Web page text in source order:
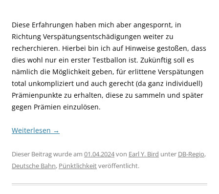
Diese Erfahrungen haben mich aber angespornt, in
Richtung Verspätungsentschädigungen weiter zu
recherchieren. Hierbei bin ich auf Hinweise gestoßen, dass
dies wohl nur ein erster Testballon ist. Zukünftig soll es
nämlich die Möglichkeit geben, für erlittene Verspätungen
total unkompliziert und auch gerecht (da ganz individuell)
Prämienpunkte zu erhalten, diese zu sammeln und später
gegen Prämien einzulösen.
Weiterlesen →
Dieser Beitrag wurde am 01.04.2024von Earl Y. Bird unter DB-Regio,
Deutsche Bahn, Pünktlichkeitveröffentlicht.